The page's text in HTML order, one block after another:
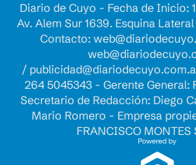
Diario de Cuyo - Fecha de Inicio:
Av. Alem Sur 1639. Esquina
Contacto:
/
264 5045343 - Gerente General:
Secretario de Redacción: Diego
Mario Romero - Empresa
FRANCISCO MONTES